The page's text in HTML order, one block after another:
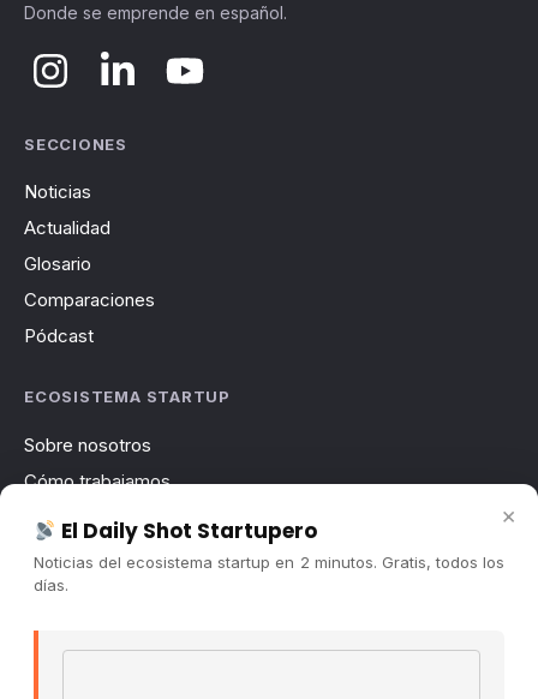
Donde se emprende en español.
SECCIONES
Noticias
Actualidad
Glosario
Comparaciones
Pódcast
ECOSISTEMA STARTUP
Sobre nosotros
Cómo trabajamos
Newsletter
Contacto
Publicidad
×
El Daily Shot Startupero
Noticias del ecosistema startup en 2 minutos. Gratis, todos los
días.